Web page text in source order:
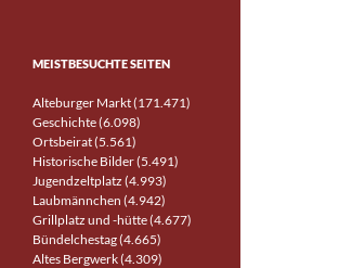
MEISTBESUCHTE SEITEN
Alteburger Markt (171.471)
Geschichte (6.098)
Ortsbeirat (5.561)
Historische Bilder (5.491)
Jugendzeltplatz (4.993)
Laubmännchen (4.942)
Grillplatz und -hütte (4.677)
Bündelchestag (4.665)
Altes Bergwerk (4.309)